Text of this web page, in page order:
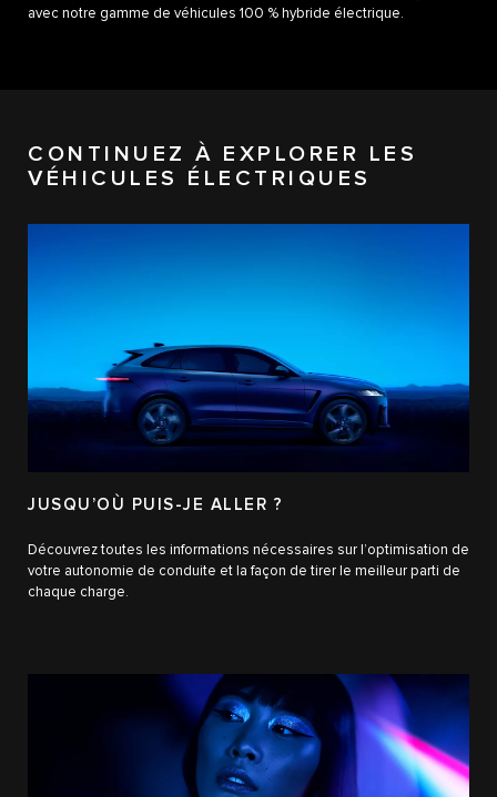
avec notre gamme de véhicules 100 % hybride électrique.
CONTINUEZ À EXPLORER LES
VÉHICULES ÉLECTRIQUES
JUSQU’OÙ PUIS-JE ALLER ?
Découvrez toutes les informations nécessaires sur l’optimisation de
votre autonomie de conduite et la façon de tirer le meilleur parti de
chaque charge.